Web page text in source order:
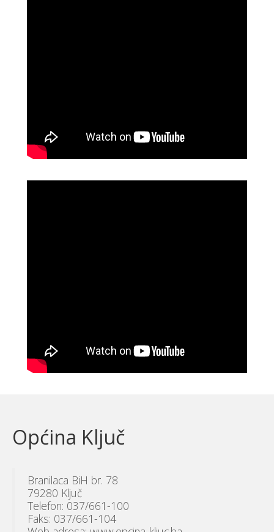
Općina Ključ
Branilaca BiH br. 78
79280 Ključ
Telefon: 037/661-100
Faks: 037/661-104